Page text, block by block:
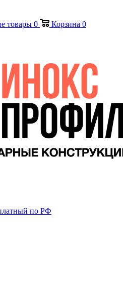
товары 0 Корзина 0
по РФ